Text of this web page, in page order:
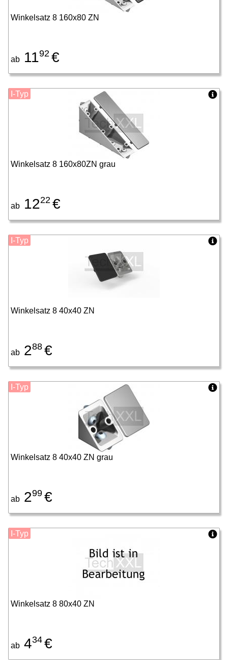
Winkelsatz 8 160x80 ZN
ab 1192 €
Winkelsatz 8 160x80ZN grau
ab 1222 €
I-Typ
Winkelsatz 8 40x40 ZN
ab 288 €
I-Typ
Winkelsatz 8 40x40 ZN grau
ab 299 €
I-Typ
Winkelsatz 8 80x40 ZN
ab 434 €
I-Typ